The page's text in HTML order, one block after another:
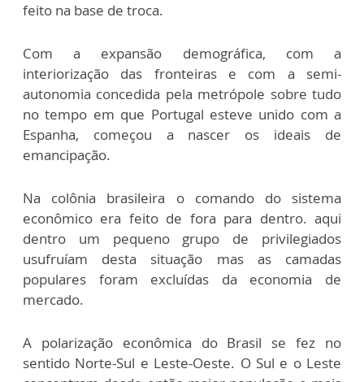
feito na base de troca.
Com a expansão demográfica, com a
interiorização das fronteiras e com a semi-
autonomia concedida pela metrópole sobre tudo
no tempo em que Portugal esteve unido com a
Espanha, começou a nascer os ideais de
emancipação.
Na colônia brasileira o comando do sistema
econômico era feito de fora para dentro. aqui
dentro um pequeno grupo de privilegiados
usufruíam desta situação mas as camadas
populares foram excluídas da economia de
mercado.
A polarização econômica do Brasil se fez no
sentido Norte-Sul e Leste-Oeste. O Sul e o Leste